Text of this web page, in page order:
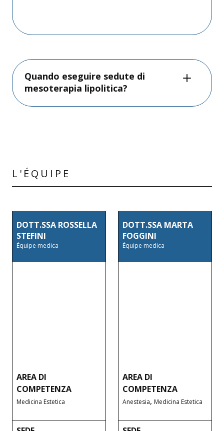
Quando eseguire sedute di
mesoterapia lipolitica?
L'ÉQUIPE
DOTT.SSA ROSSELLA
STEFINI
Équipe medica
AREA DI
COMPETENZA
Medicina Estetica
DOTT.SSA MARTA
FOGGINI
Équipe medica
AREA DI
COMPETENZA
Anestesia, Medicina Estetica